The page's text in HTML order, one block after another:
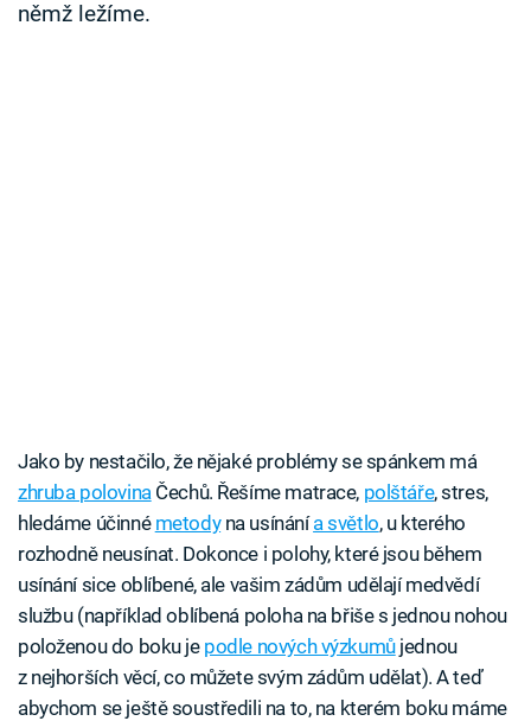
němž ležíme.
Jako by nestačilo, že nějaké problémy se spánkem má
zhruba polovinaČechů. Řešíme matrace, polštáře, stres,
hledáme účinné metodyna usínánía světlo, u kterého
rozhodně neusínat. Dokonce i polohy, které jsou během
usínání sice oblíbené, ale vašim zádům udělají medvědí
službu (například oblíbená poloha na břiše s jednou nohou
položenou do boku je podle nových výzkumůjednou
z nejhorších věcí, co můžete svým zádům udělat). A teď
abychom se ještě soustředili na to, na kterém boku máme